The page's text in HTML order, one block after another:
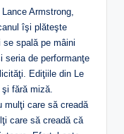
Armstrong,
îşi plăteşte
spală pe mâini
seria de performanţe
Ediţiile din Le
fără miză.
mulţi care să creadă
care să creadă că